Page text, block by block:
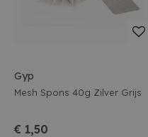
Gyp
Mesh Spons 40g Zilver Grijs
€ 1,50